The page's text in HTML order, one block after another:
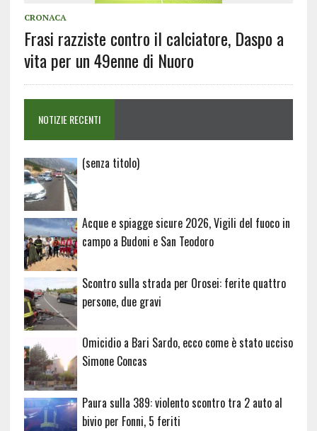
CRONACA
Frasi razziste contro il calciatore, Daspo a
vita per un 49enne di Nuoro
NOTIZIE RECENTI
(senza titolo)Articolo
Acque e spiagge sicure 2026, Vigili del fuoco in
campo a Budoni e San Teodoro
Scontro sulla strada per Orosei: ferite quattro
persone, due gravi
Omicidio a Bari Sardo, ecco come è stato ucciso
Simone Concas
Paura sulla 389: violento scontro tra 2 auto al
bivio per Fonni, 5 feriti